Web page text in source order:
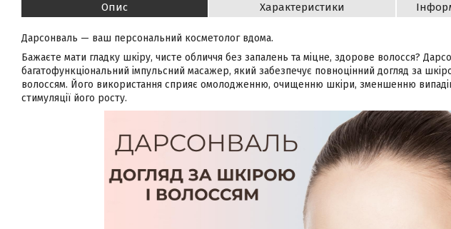
Опис Характеристики
Дарсонваль — ваш персональний косметолог вдома.
Бажаєте мати гладку шкіру, чисте обличчя без запалень та міцне, здорове волосся?
багатофункціональний імпульсний масажер, який забезпечує повноцінний догляд за
волоссям. Його використання сприяє омолодженню, очищенню шкіри, зменшенню
стимуляції його росту.